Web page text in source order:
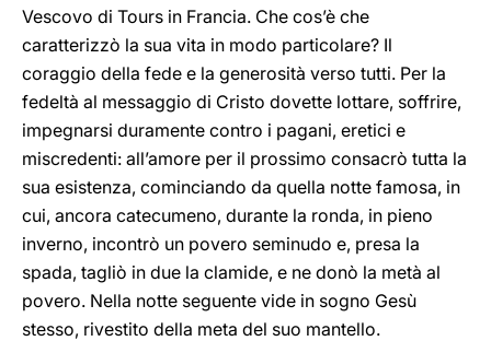
Vescovo di Tours in Francia. Che cos’è che
caratterizzò la sua vita in modo particolare? Il
coraggio della fede e la generosità verso tutti. Per la
fedeltà al messaggio di Cristo dovette lottare, soffrire,
impegnarsi duramente contro i pagani, eretici e
miscredenti: all’amore per il prossimo consacrò tutta la
sua esistenza, cominciando da quella notte famosa, in
cui, ancora catecumeno, durante la ronda, in pieno
inverno, incontrò un povero seminudo e, presa la
spada, tagliò in due la clamide, e ne donò la metà al
povero. Nella notte seguente vide in sogno Gesù
stesso, rivestito della meta del suo mantello.